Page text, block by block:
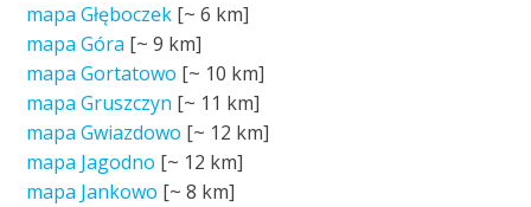
mapa Głęboczek [~6 km]
mapa Góra [~9 km]
mapa Gortatowo [~ 10 km]
mapa Gruszczyn [~ 11 km]
mapa Gwiazdowo [~ 12 km]
mapa Jagodno [~ 12 km]
mapa Jankowo [~8 km]